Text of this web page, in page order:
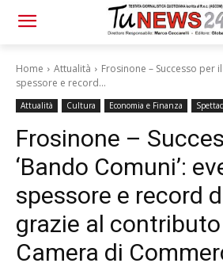
Home Attualità
Frosinone – Successo per
spessore e record...
Attualità Cultura Economia e Finanza
Frosinone –
‘Bando Comuni’:
spessore e record
grazie al
Camera di